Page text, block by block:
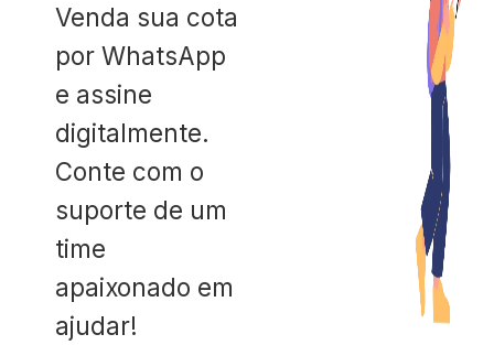
Venda sua cota
por WhatsApp
e assine
digitalmente.
Conte com o
suporte de um
time
apaixonado em
ajudar!